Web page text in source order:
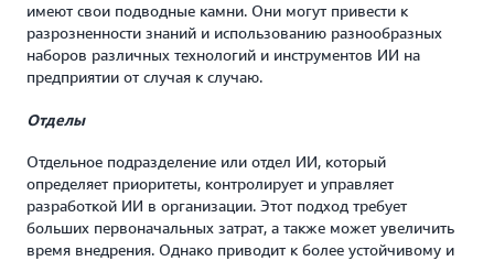
имеют свои подводные камни. Они могут привести к
разрозненности знаний и использованию разнообразных
наборов различных технологий и инструментов ИИ на
предприятии от случая к случаю.
Отделы
Отдельное подразделение или отдел ИИ, который
определяет приоритеты, контролирует и управляет
разработкой ИИ в организации. Этот подход требует
больших первоначальных затрат, а также может увеличить
время внедрения. Однако приводит к более устойчивому и